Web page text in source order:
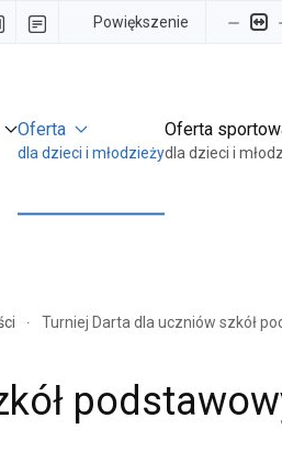
Powiększenie
Oferta
dla dzieci i młodzieży
Oferta
dla dzieci i
Turniej Darta dla uczniów szkół